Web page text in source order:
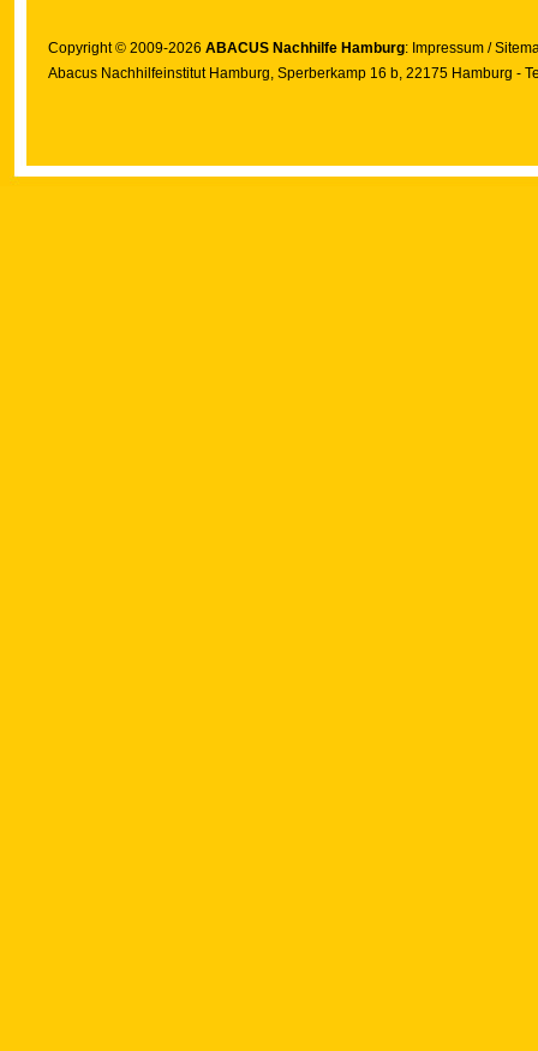
Copyright © 2009-2026 ABACUS Nachhilfe Hamburg: Impressum /
Abacus Nachhilfeinstitut Hamburg, Sperberkamp 16 b, 22175 Hamburg -